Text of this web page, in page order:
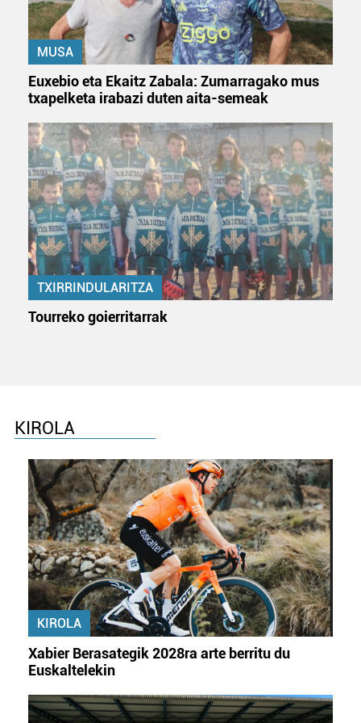
Lortu zure datu pertsonalak prozesatzeko moduari
buruzko informazio gehiago eta ezarri zure lehentasunak
datuen atalean. Edozein unetan alda edo ken dezakezu
zure baimena Cookieen adierazpenean.
fitxategiak erabiltzen ditu. Zure esperientzia eta
zerbitzuak hobetzeko asmoz, cookie teknologiaz
baliatzen gara. Ohar hau onartuz gero, teknologia hori
erabiltzeko baimen esplizitua ematen diguzu.Gehiago
irakurri
MUSA
Euxebio eta Ekaitz Zabala: Zumarragako mus
txapelketa irabazi duten aita-semeak
TXIRRINDULARITZA
Tourreko goierritarrak
KIROLA
KIROLA
Xabier Berasategik 2028ra arte berritu du
Euskaltelekin